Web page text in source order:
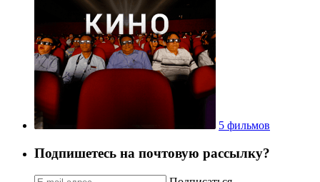
5 фильмов
Подпишетесь на почтовую рассылку?